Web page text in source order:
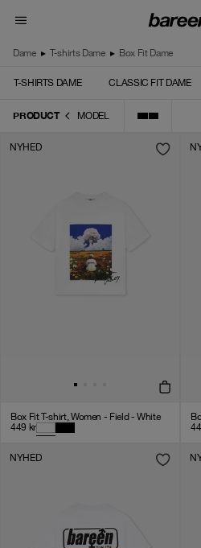
Dame ▸ T-shirts Dame ▸ Box Fit Dame
T-SHIRTS DAME CLASSIC FIT DAME
PRODUCT MODEL
NYHED
Box Fit T-shirt, Women - Field - White
449 kr
NYHED